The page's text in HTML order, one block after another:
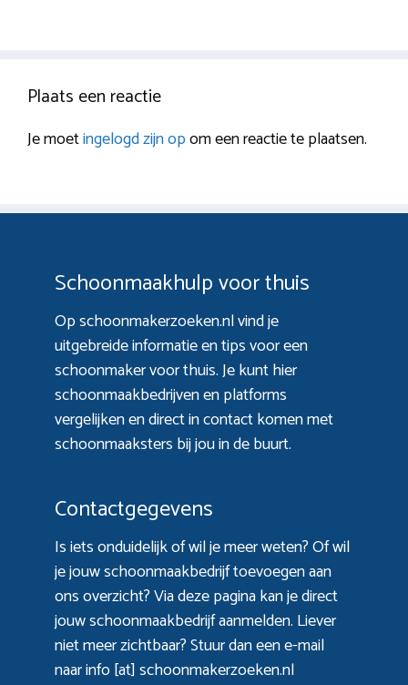
Plaats een reactie
Je moetingelogd zijn opom een reactie te plaatsen.
Schoonmaakhulp voor thuis
Op schoonmakerzoeken.nl vind je
uitgebreide informatie en tips voor een
schoonmaker voor thuis. Je kunt hier
schoonmaakbedrijven en platforms
vergelijken en direct in contact komen met
schoonmaaksters bij jou in de buurt.
Contactgegevens
Is iets onduidelijk of wil je meer weten? Of wil
je jouw schoonmaakbedrijf toevoegen aan
ons overzicht? Viadeze paginakan je direct
jouw schoonmaakbedrijf aanmelden. Liever
niet meer zichtbaar? Stuur dan een e-mail
naar info [at] schoonmakerzoeken.nl